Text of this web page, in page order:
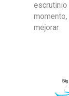
escrutinio
mejorar.